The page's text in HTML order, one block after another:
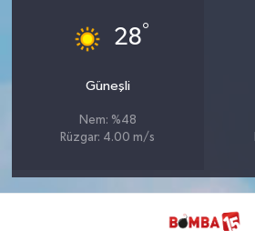
28°
Güneşli
Nem: %48
Rüzgar: 4.00 m/s